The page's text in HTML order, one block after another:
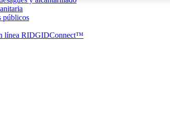
públicos
línea RIDGIDConnect™